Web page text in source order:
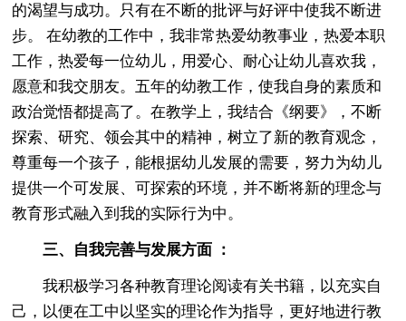
的渴望与成功。只有在不断的批评与好评中使我不断进
步。 在幼教的工作中，我非常热爱幼教事业，热爱本职
工作，热爱每一位幼儿，用爱心、耐心让幼儿喜欢我，
愿意和我交朋友。五年的幼教工作，使我自身的素质和
政治觉悟都提高了。在教学上，我结合《纲要》，不断
探索、研究、领会其中的精神，树立了新的教育观念，
尊重每一个孩子，能根据幼儿发展的需要，努力为幼儿
提供一个可发展、可探索的环境，并不断将新的理念与
教育形式融入到我的实际行为中。
三、自我完善与发展方面 ：
我积极学习各种教育理论阅读有关书籍，以充实自
己，以便在工中以坚实的理论作为指导，更好地进行教